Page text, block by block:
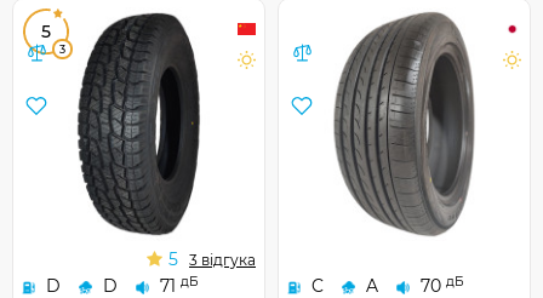
5
3
D D 71 дБ
5 3 відгука
C A 70 дБ